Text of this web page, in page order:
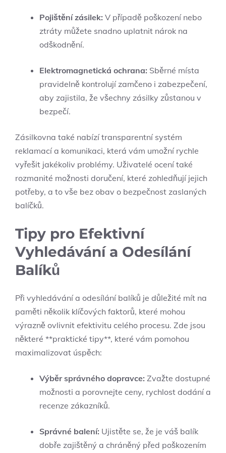
Pojištění zásilek: V případě poškození nebo
ztráty můžete snadno uplatnit nárok na
odškodnění.
Elektromagnetická ochrana: Sběrné místa
pravidelně kontrolují zamčeno i zabezpečení,
aby zajistila, že všechny zásilky zůstanou v
bezpečí.
Zásilkovna také nabízí transparentní systém
reklamací a komunikaci, která vám umožní rychle
vyřešit jakékoliv problémy. Uživatelé ocení také
rozmanité možnosti doručení, které zohledňují jejich
potřeby, a to vše bez obav o bezpečnost zaslaných
balíčků.
Tipy pro Efektivní
Vyhledávání a Odesílání
Balíků
Při vyhledávání a odesílání balíků je důležité mít na
paměti několik klíčových faktorů, které mohou
výrazně ovlivnit efektivitu celého procesu. Zde jsou
některé **praktické tipy**, které vám pomohou
maximalizovat úspěch:
Výběr správného dopravce: Zvažte dostupné
možnosti a porovnejte ceny, rychlost dodání a
recenze zákazníků.
Správné balení: Ujistěte se, že je váš balík
dobře zajištěný a chráněný před poškozením